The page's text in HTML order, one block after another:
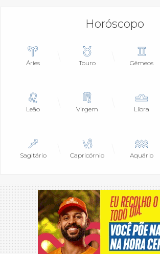
Horóscopo
Áries Touro Gêmeos
Leão Virgem Libra
Sagitário Capricórnio Aquário